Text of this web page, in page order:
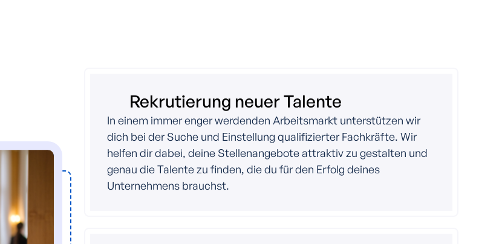
Rekrutierung neuer Talente
In einem immer enger werdenden Arbeitsmarkt unterstützen wir
dich bei der Suche und Einstellung qualifizierter Fachkräfte. Wir
helfen dir dabei, deine Stellenangebote attraktiv zu gestalten und
genau die Talente zu finden, die du für den Erfolg deines
Unternehmens brauchst.